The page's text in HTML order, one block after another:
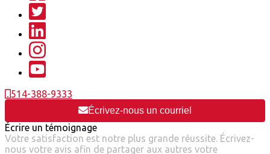
514-388-9333
Écrivez-nous un courriel
Écrire un témoignage
Votre satisfaction est notre plus grande réussite. Écrivez-
nous votre avis afin de partager aux autres votre